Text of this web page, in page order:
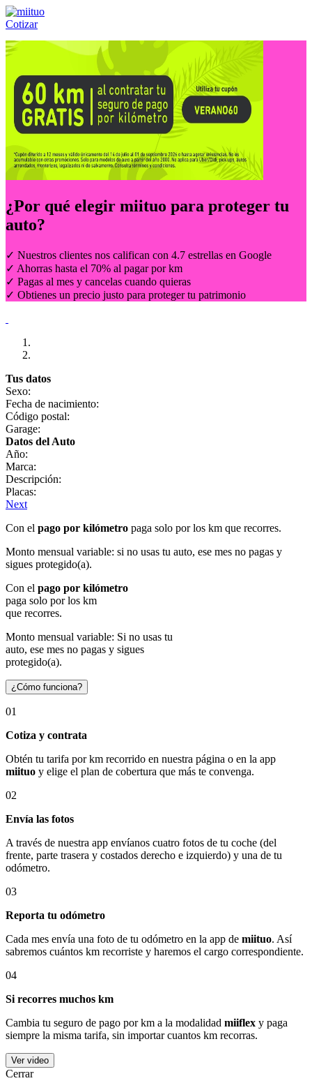
Cotizar
Llámanos al:(55) 84-21-05-00 ó
¿Por qué elegir miituo para proteger tu
auto?
✓ Nuestros clientes nos califican con 4.7 estrellas en Google
✓ Ahorras hasta el 70% al pagar por km
✓ Pagas al mes y cancelas cuando quieras
✓ Obtienes un precio justo para proteger tu patrimonio
Tus datos
Sexo:
Fecha de nacimiento:
Código postal:
Garage:
Datos del Auto
Año:
Marca:
Descripción:
Placas:
Next
Con el pago por kilómetro paga solo por los km que recorres.
Monto mensual variable: si no usas tu auto, ese mes no pagas y
sigues protegido(a).
Con el pago por kilómetro
paga solo por los km
que recorres.
Monto mensual variable: Si no usas tu
auto, ese mes no pagas y sigues
protegido(a).
¿Cómo funciona?
01
Cotiza y contrata
Obtén tu tarifa por km recorrido en nuestra página o en la app
miituo y elige el plan de cobertura que más te convenga.
02
Envía las fotos
A través de nuestra app envíanos cuatro fotos de tu coche (del
frente, parte trasera y costados derecho e izquierdo) y una de tu
odómetro.
03
Reporta tu odómetro
Cada mes envía una foto de tu odómetro en la app de miituo. Así
sabremos cuántos km recorriste y haremos el cargo correspondiente.
04
Si recorres muchos km
Cambia tu seguro de pago por km a la modalidad miiflex y paga
siempre la misma tarifa, sin importar cuantos km recorras.
Ver video
Cerrar